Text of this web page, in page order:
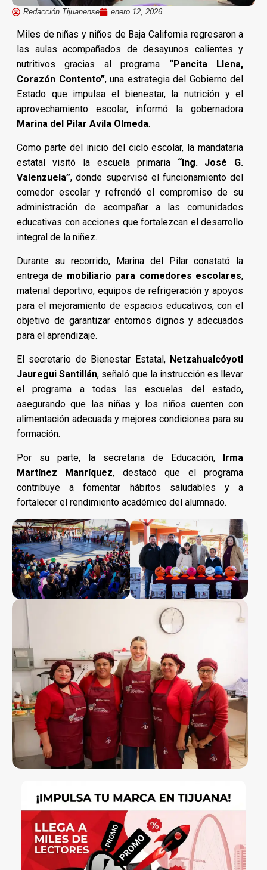
Redacción Tijuanense enero 12, 2026
Miles de niñas y niños de Baja California regresaron a
las aulas acompañados de desayunos calientes y
nutritivos gracias al programa “Pancita Llena,
Corazón Contento”, una estrategia del Gobierno del
Estado que impulsa el bienestar, la nutrición y el
aprovechamiento escolar, informó la gobernadora
Marina del Pilar Avila Olmeda.
Como parte del inicio del ciclo escolar, la mandataria
estatal visitó la escuela primaria “Ing. José G.
Valenzuela”, donde supervisó el funcionamiento del
comedor escolar y refrendó el compromiso de su
administración de acompañar a las comunidades
educativas con acciones que fortalezcan el desarrollo
integral de la niñez.
Durante su recorrido, Marina del Pilar constató la
entrega de mobiliario para comedores escolares,
material deportivo, equipos de refrigeración y apoyos
para el mejoramiento de espacios educativos, con el
objetivo de garantizar entornos dignos y adecuados
para el aprendizaje.
El secretario de Bienestar Estatal, Netzahualcóyotl
Jauregui Santillán, señaló que la instrucción es llevar
el programa a todas las escuelas del estado,
asegurando que las niñas y los niños cuenten con
alimentación adecuada y mejores condiciones para su
formación.
Por su parte, la secretaria de Educación, Irma
Martínez Manríquez, destacó que el programa
contribuye a fomentar hábitos saludables y a
fortalecer el rendimiento académico del alumnado.